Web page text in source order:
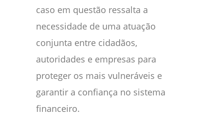
caso em questão ressalta a
necessidade de uma atuação
conjunta entre cidadãos,
autoridades e empresas para
proteger os mais vulneráveis e
garantir a confiança no sistema
financeiro.